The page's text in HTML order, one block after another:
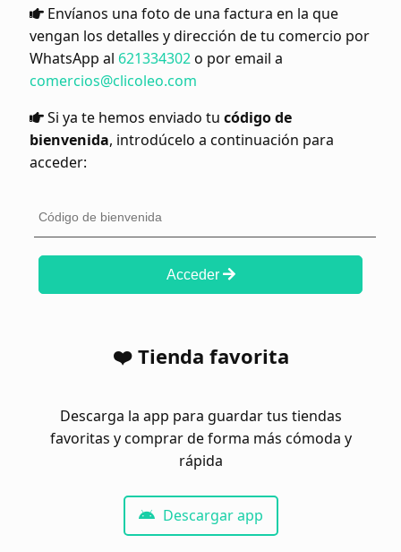
Envíanos una foto de una factura en la que
vengan los detalles y dirección de tu comercio por
WhatsApp al 621334302o por email a
comercios@clicoleo.com
Si ya te hemos enviado tu código de
bienvenida, introdúcelo a continuación para
acceder:
Acceder
❤️ Tienda favorita
Descarga la app para guardar tus tiendas
favoritas y comprar de forma más cómoda y
rápida
Descargar app